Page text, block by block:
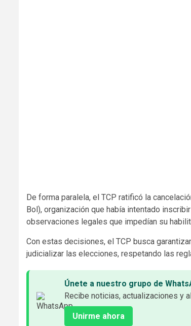
De forma paralela, el TCP ratificó la
Bol), organización que había intentado
observaciones legales que impedían su
Con estas decisiones, el TCP busca
judicializar las elecciones, respetando las
Únete a nuestro grupo de
Recibe noticias, actualizaciones y
Unirme ahora